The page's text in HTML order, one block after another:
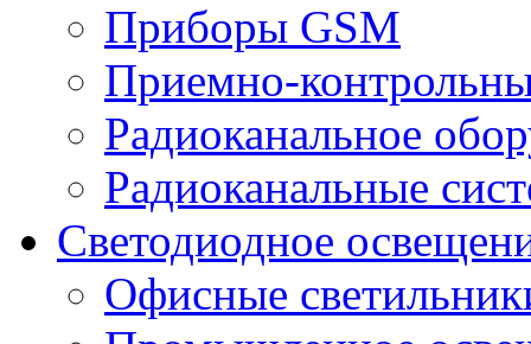
Приборы GSM
Приемно-
Радиоканальное
Радиоканальные
Светодиодное
Офисные